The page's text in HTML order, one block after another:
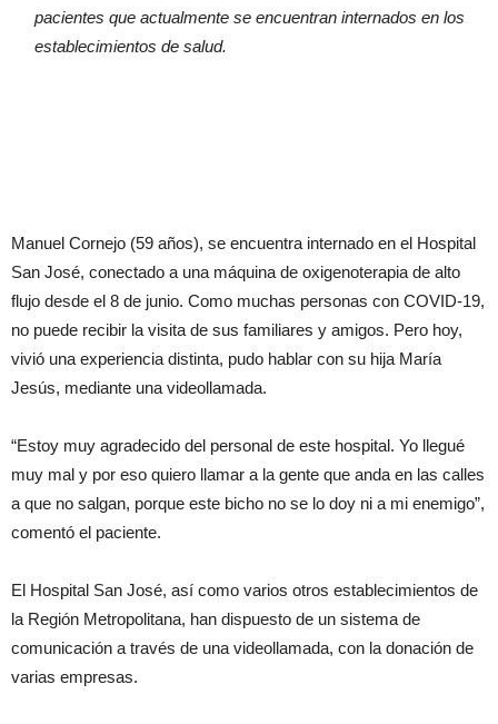
pacientes que actualmente se encuentran internados en los
establecimientos de salud.
Manuel Cornejo (59 años), se encuentra internado en el Hospital
San José, conectado a una máquina de oxigenoterapia de alto
flujo desde el 8 de junio. Como muchas personas con COVID-19,
no puede recibir la visita de sus familiares y amigos. Pero hoy,
vivió una experiencia distinta, pudo hablar con su hija María
Jesús, mediante una videollamada.
“Estoy muy agradecido del personal de este hospital. Yo llegué
muy mal y por eso quiero llamar a la gente que anda en las calles
a que no salgan, porque este bicho no se lo doy ni a mi enemigo”,
comentó el paciente.
El Hospital San José, así como varios otros establecimientos de
la Región Metropolitana, han dispuesto de un sistema de
comunicación a través de una videollamada, con la donación de
varias empresas.